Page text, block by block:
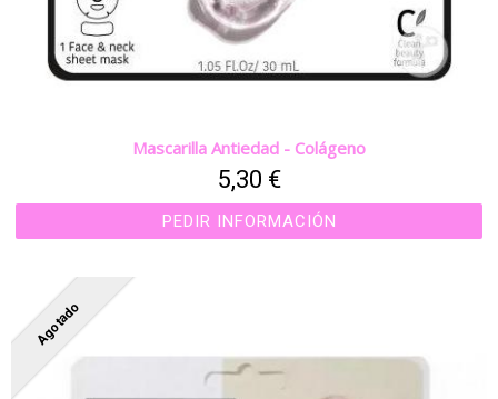
Mascarilla Antiedad - Colágeno
5,30 €
PEDIR INFORMACIÓN
Agotado